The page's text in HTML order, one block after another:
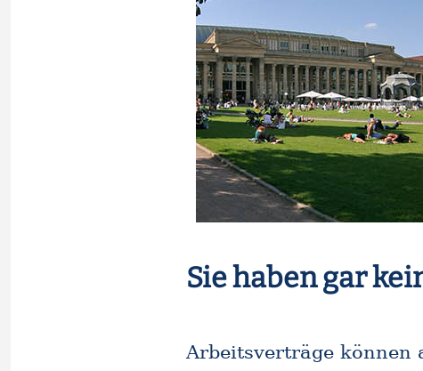
Sie haben gar
Arbeitsverträge können